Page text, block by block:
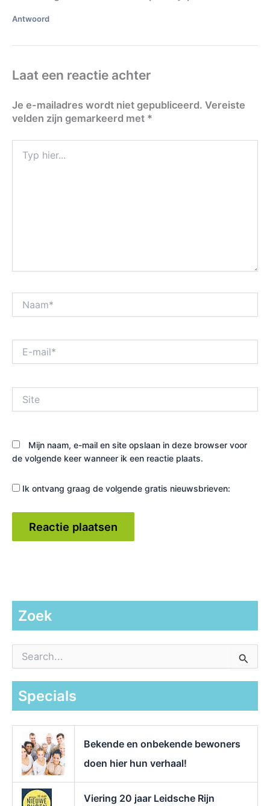
Antwoord
Laat een reactie achter
Je e-mailadres wordt niet gepubliceerd. Vereiste
velden zijn gemarkeerd met *
hier...
mail*
Mijn naam, e-mail en site opslaan in deze browser voor
de volgende keer wanneer ik een reactie plaats.
Ik ontvang graag de volgende gratis nieuwsbrieven:
Zoek
a
Specials
Bekende en onbekende bewoners
doen hier hun verhaal!
Viering 20 jaar Leidsche Rijn